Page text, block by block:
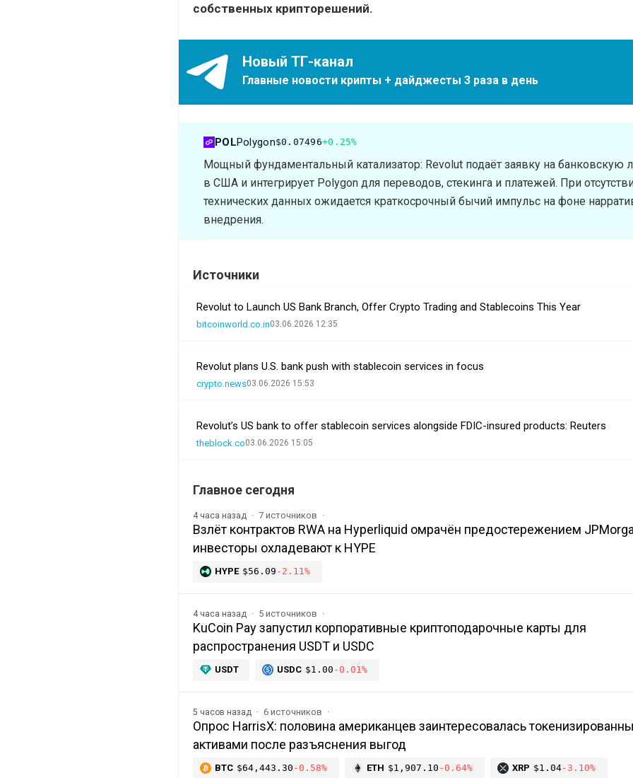
собственных крипторешений.
Новый ТГ-канал
Главные новости крипты + дайджесты 3 раза в день
POLPolygon$0.07496+0.25%
Мощный фундаментальный катализатор: Revolut подаёт заявку на банковскую
в США и интегрирует Polygon для переводов, стекинга и платежей. При
технических данных ожидается краткосрочный бычий импульс на фоне
внедрения.
Источники
Revolut to Launch US Bank Branch, Offer Crypto Trading and Stablecoins This Year
bitcoinworld.co.in03.06.2026 12:35
Revolut plans U.S. bank push with stablecoin services in focus
crypto.news03.06.2026 15:53
Revolut’s US bank to offer stablecoin services alongside FDIC-insured products: Reuters
theblock.co03.06.2026 15:05
Главное сегодня
4 часа назад 7 источников
Взлёт контрактов RWA на Hyperliquid омрачён предостережением
инвесторы охладевают к HYPE
HYPE $56.09 -2.11%
4 часа назад 5 источников
KuCoin Pay запустил корпоративные криптоподарочные карты для
распространения USDT и USDC
USDT USDC $1.00 -0.01%
5 часов назад 6 источников
Опрос HarrisX: половина американцев заинтересовалась
активами после разъяснения выгод
BTC $64,443.30 -0.58% ETH $1,907.10 -0.64% XRP $1.04-3.10%